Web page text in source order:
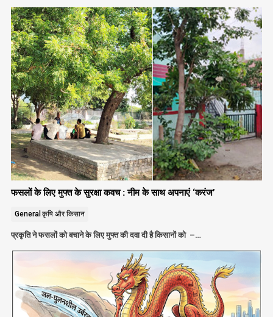
फसलों के लिए मुफ्त के सुरक्षा कवच : नीम के साथ अपनाएं ‘करंज’
General कृषि और किसान
प्रकृति ने फसलों को बचाने के लिए मुफ्त की दवा दी है किसानों को –…